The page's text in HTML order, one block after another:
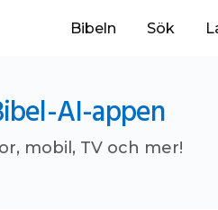
Bibeln Sök
AI-appen
mobil, TV och mer!